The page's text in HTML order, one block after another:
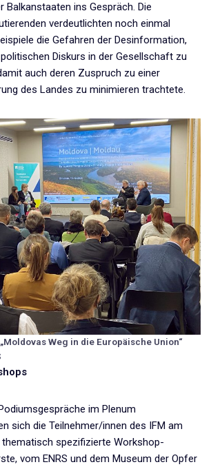
Balkanstaaten ins Gespräch. Die
verdeutlichten noch einmal
die Gefahren der Desinformation,
Diskurs in der Gesellschaft zu
auch deren Zuspruch zu einer
des Landes zu minimieren trachtete.
Weg in die Europäische Union“
im Plenum
sich die Teilnehmer/innen des IFM am
thematisch spezifizierte Workshop-
vom ENRS und dem Museum der Opfer